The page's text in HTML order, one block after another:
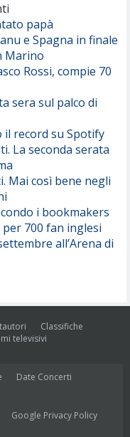
papà
e Spagna in finale
Marino
Rossi, compie 70
sera sul palco di
il record su Spotify
La seconda serata
Mai così bene negli
i bookmakers
700 fan inglesi
all’Arena di
Classifiche
televisivi
Date Concerti
Google Privacy Policy